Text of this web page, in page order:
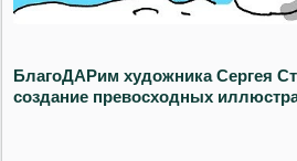
БлагоДАРим художника Сергея
создание превосходных